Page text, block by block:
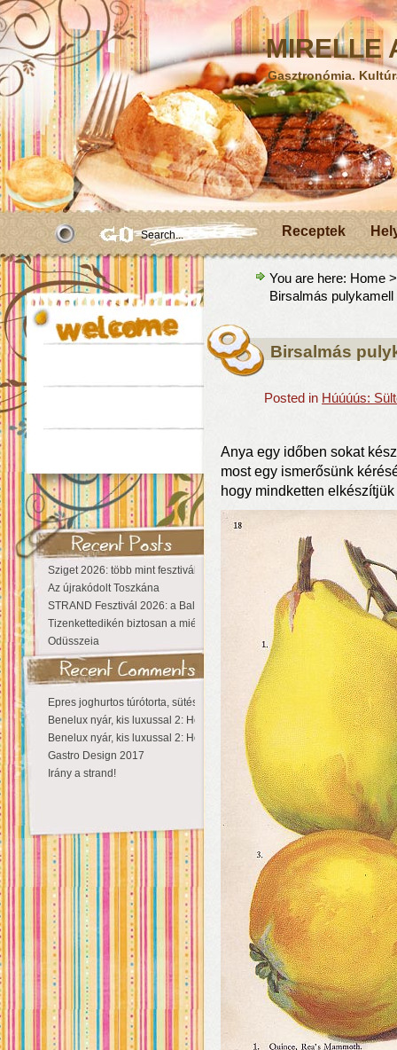
MIRELLE
Gasztronómia.
Receptek
Sziget 2026: több mint fesztivál, egy városnyi élmény
Az újrakódolt Toszkána
STRAND Fesztivál 2026: a Balaton partján a nyár még tart!
Tizenkettedikén biztosan a miénk a Sziget!
Odüsszeia
Epres joghurtos túrótorta, sütés nélkül
Benelux nyár, kis luxussal 2: Hollandia
Benelux nyár, kis luxussal 2: Hollandia
Gastro Design 2017
Irány a strand!
You are here: Home
Birsalmás pulykamell
Birsalmás
Posted in Húúúús:
Anya egy időben sokat
most egy ismerősünk
hogy mindketten